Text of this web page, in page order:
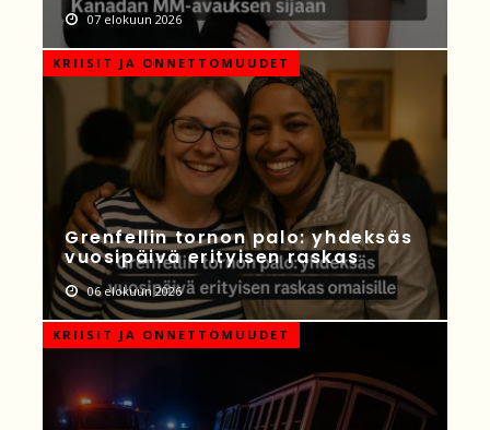
07 elokuun 2026
KRIISIT JA ONNETTOMUUDET
Grenfellin tornon palo: yhdeksäs
vuosipäivä erityisen raskas
06 elokuun 2026
KRIISIT JA ONNETTOMUUDET